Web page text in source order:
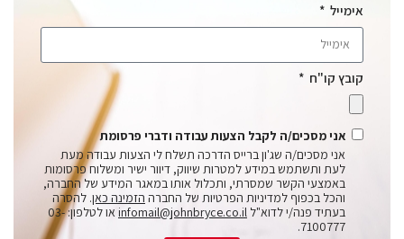
אימייל
קובץ קו"ח
אני מסכים/ה לקבל הצעות עבודה ודברי פרסומת
אני מסכים/ה שג'ון ברייס הדרכה תשלח לי הצעות עבודה מעת
לעת ותשתמש במידע למטרות שיווק, דיוור ישיר ומשלוח פרסומות
באמצעי הקשר שמסרתי, ותכלול אותו במאגר המידע של החברה,
והכל בכפוף למדיניות הפרטיות של החברה הזמינה כאן. להסרה
בעתיד פנה/י לדוא"ל infomail@johnbryce.co.il
או לטלפון: 03-
7100777.